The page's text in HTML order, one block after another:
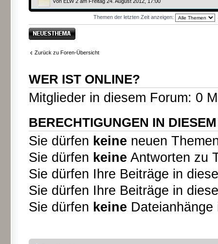
Themen der letzten Zeit anzeigen:
Neues Thema
erstellen
Zurück zu Foren-Übersicht
WER IST ONLINE?
Mitglieder in diesem Forum: 0
BERECHTIGUNGEN IN
Sie dürfen keine neuen
Sie dürfen keine Antworten zu
Sie dürfen Ihre Beiträge in
Sie dürfen Ihre Beiträge in
Sie dürfen keine